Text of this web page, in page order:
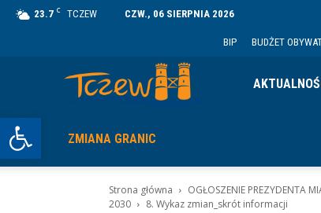
Otwórz pasek narzędzi
23.7 C TCZEW CZW., 06 SIERPNIA 2026
BIP BUDŻET
ZMIANA GRANIC
Strona główna
OGŁOSZENIE
2030
8. Wykaz zmian_skrót informacji